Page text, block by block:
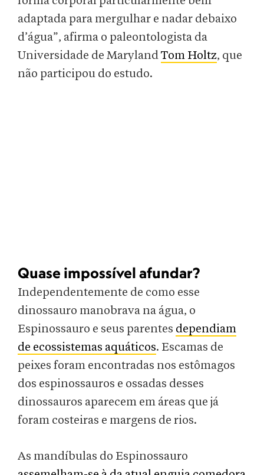
adaptada para mergulhar e nadar debaixo
d’água”, afirma o paleontologista da
Universidade de MarylandTom Holtz, que
não participou do estudo.
Quase impossível afundar?
Independentemente de como esse
dinossauro manobrava na água, o
Espinossauro e seus parentes dependiam
de ecossistemas aquáticos. Escamas de
peixes foram encontradas nos estômagos
dos espinossauros e ossadas desses
dinossauros aparecem em áreas que já
foram costeiras e margens de rios.
As mandíbulas do Espinossauro